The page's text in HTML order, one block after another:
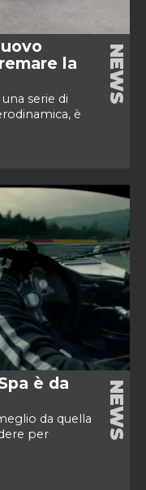
la
serie di
è
NEWS
è da
da quella
per
NEWS